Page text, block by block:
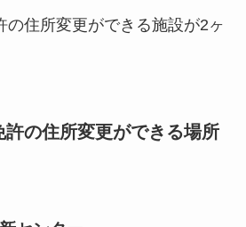
の住所変更ができる施設が2ヶ
許の住所変更ができる場所